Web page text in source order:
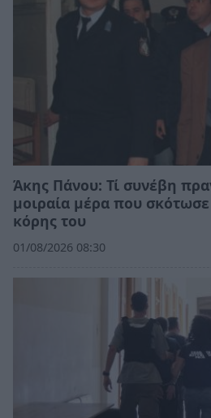
Άκης Πάνου: Τί συνέβη
μοιραία μέρα που
κόρης του
01/08/2026 08:30